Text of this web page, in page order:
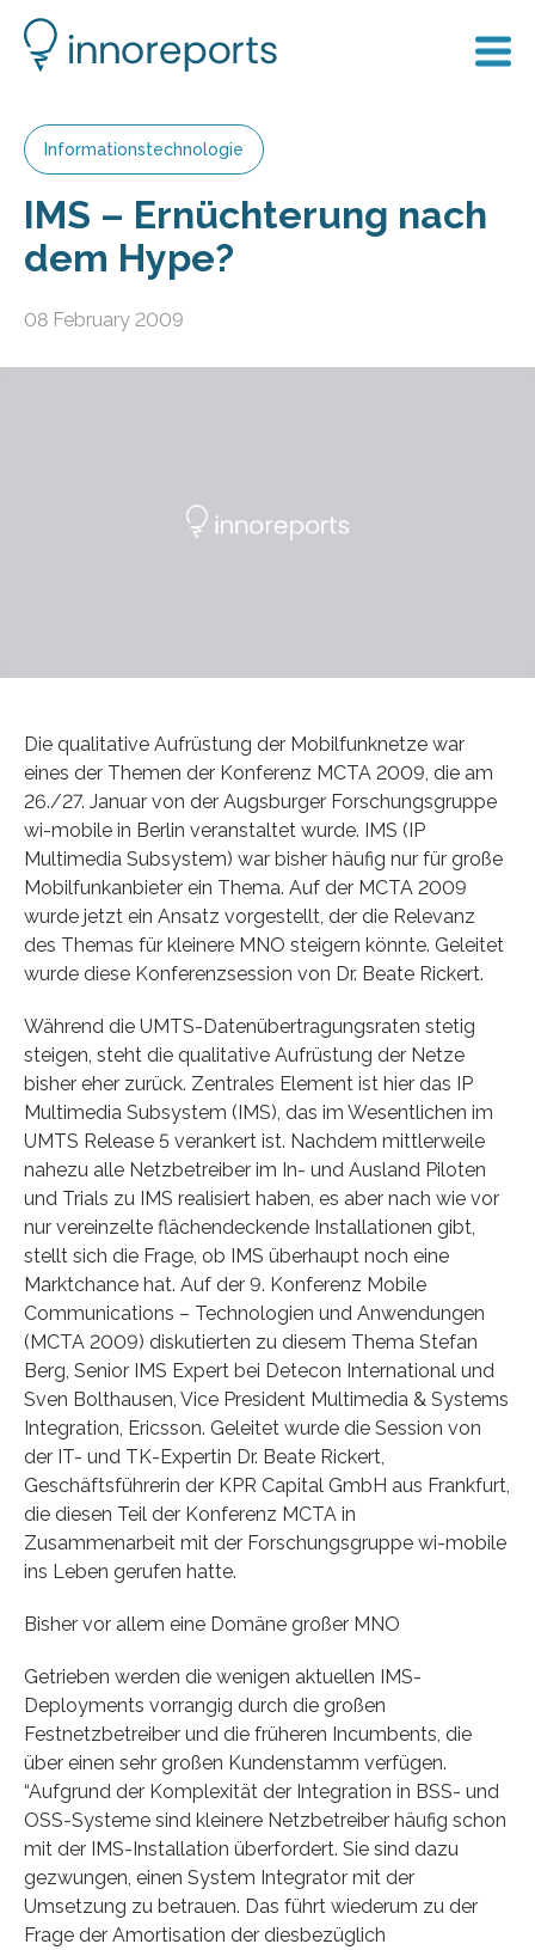
Informationstechnologie
IMS – Ernüchterung nach
dem Hype?
08 February 2009
Die qualitative Aufrüstung der Mobilfunknetze war
eines der Themen der Konferenz MCTA 2009, die am
26./27. Januar von der Augsburger Forschungsgruppe
wi-mobile in Berlin veranstaltet wurde. IMS (IP
Multimedia Subsystem) war bisher häufig nur für große
Mobilfunkanbieter ein Thema. Auf der MCTA 2009
wurde jetzt ein Ansatz vorgestellt, der die Relevanz
des Themas für kleinere MNO steigern könnte. Geleitet
wurde diese Konferenzsession von Dr. Beate Rickert.
Während die UMTS-Datenübertragungsraten stetig
steigen, steht die qualitative Aufrüstung der Netze
bisher eher zurück. Zentrales Element ist hier das IP
Multimedia Subsystem (IMS), das im Wesentlichen im
UMTS Release 5 verankert ist. Nachdem mittlerweile
nahezu alle Netzbetreiber im In- und Ausland Piloten
und Trials zu IMS realisiert haben, es aber nach wie vor
nur vereinzelte flächendeckende Installationen gibt,
stellt sich die Frage, ob IMS überhaupt noch eine
Marktchance hat. Auf der 9. Konferenz Mobile
Communications – Technologien und Anwendungen
(MCTA 2009) diskutierten zu diesem Thema Stefan
Berg, Senior IMS Expert bei Detecon International und
Sven Bolthausen, Vice President Multimedia & Systems
Integration, Ericsson. Geleitet wurde die Session von
der IT- und TK-Expertin Dr. Beate Rickert,
Geschäftsführerin der KPR Capital GmbH aus Frankfurt,
die diesen Teil der Konferenz MCTA in
Zusammenarbeit mit der Forschungsgruppe wi-mobile
ins Leben gerufen hatte.
Bisher vor allem eine Domäne großer MNO
Getrieben werden die wenigen aktuellen IMS-
Deployments vorrangig durch die großen
Festnetzbetreiber und die früheren Incumbents, die
über einen sehr großen Kundenstamm verfügen.
“Aufgrund der Komplexität der Integration in BSS- und
OSS-Systeme sind kleinere Netzbetreiber häufig schon
mit der IMS-Installation überfordert. Sie sind dazu
gezwungen, einen System Integrator mit der
Umsetzung zu betrauen. Das führt wiederum zu der
Frage der Amortisation der diesbezüglich